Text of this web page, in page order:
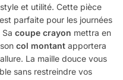
et utilité. Cette pièce
parfaite pour les journées
coupe crayon mettra en
col montant apportera
La maille douce vous
sans restreindre vos